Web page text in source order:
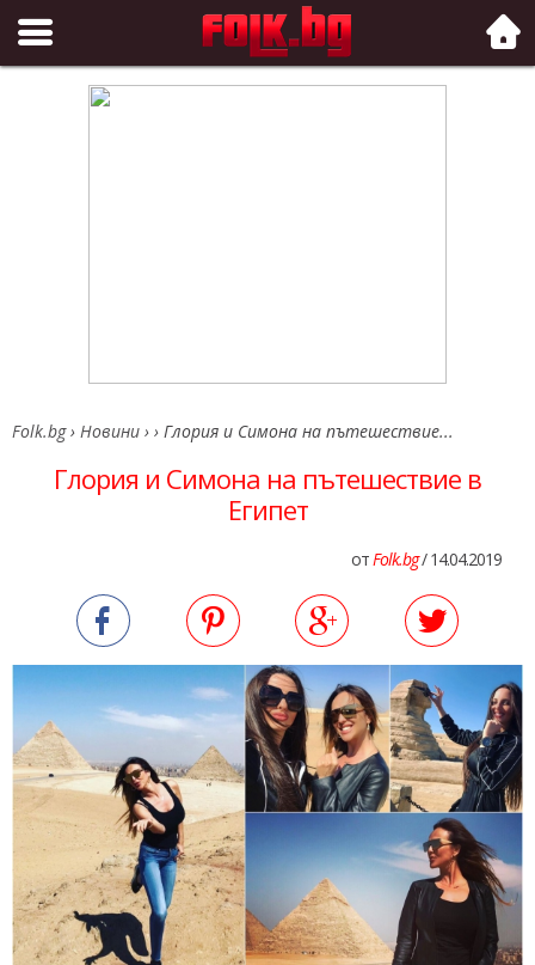
Folk.bg
Folk.bg › Новини › › Глория и Симона на пътешествие...
Глория и Симона на пътешествие в
Египет
отFolk.bg/ 14.04.2019